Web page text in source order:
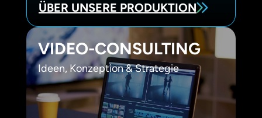
ÜBER UNSERE PRODUKTION
VIDEO-CONSULTING
Ideen, Konzeption & Strategie